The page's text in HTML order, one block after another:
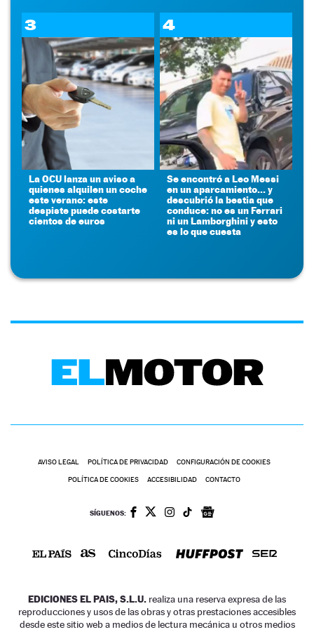
3
La OCU lanza un aviso a
quienes alquilen un coche
este verano: este
despiste puede costarte
cientos de euros
4
Se encontró a Leo Messi
en un aparcamiento... y
descubrió la bestia que
conduce: no es un Ferrari
ni un Lamborghini y esto
es lo que cuesta
AVISO LEGAL POLÍTICA DE PRIVACIDAD CONFIGURACIÓN DE COOKIES
POLÍTICA DE COOKIES ACCESIBILIDAD CONTACTO
SÍGUENOS:
EDICIONES EL PAIS, S.L.U. realiza una reserva expresa de las
reproducciones y usos de las obras y otras prestaciones accesibles
desde este sitio web a medios de lectura mecánica u otros medios